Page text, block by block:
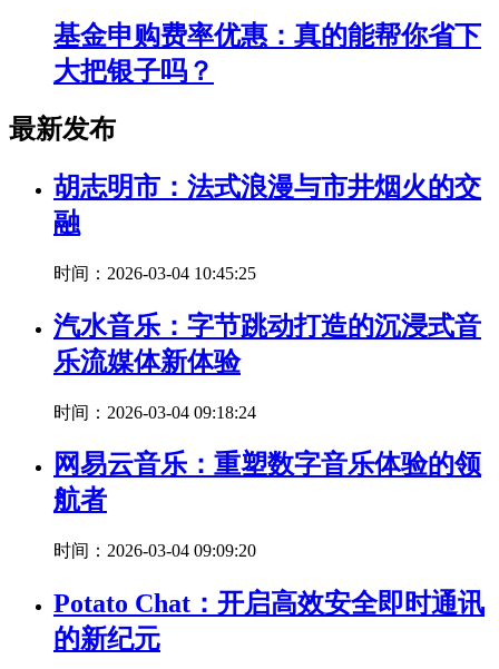
基金申购费率优惠：真的能帮你省下
大把银子吗？
最新发布
胡志明市：法式浪漫与市井烟火的交
融
时间：2026-03-04 10:45:25
汽水音乐：字节跳动打造的沉浸式音
乐流媒体新体验
时间：2026-03-04 09:18:24
网易云音乐：重塑数字音乐体验的领
航者
时间：2026-03-04 09:09:20
Potato Chat：开启高效安全即时通讯
的新纪元